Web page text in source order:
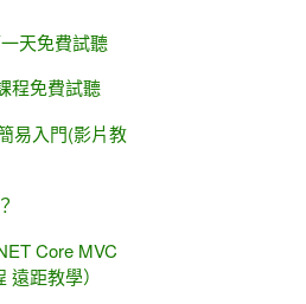
天免費試聽
程免費試聽
易入門(影片教
Core MVC
距教學）